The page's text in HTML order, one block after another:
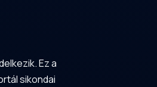
Ez a
sikondai